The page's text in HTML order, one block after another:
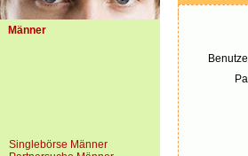
Männer
Singlebörse Männer